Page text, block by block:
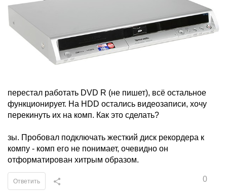
перестал работать DVD R (не пишет), всё остальное
функционирует. На HDD остались видеозаписи, хочу
перекинуть их на комп. Как это сделать?
зы. Пробовал подключать жесткий диск рекордера к
компу - комп его не понимает, очевидно он
отформатирован хитрым образом.
0
Ответить